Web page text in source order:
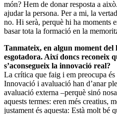
món? Hem de donar resposta a
ajudar la persona. Per a mi, la
no. Hi serà, perquè hi ha moments
basar tota la formació en la
Tanmateix, en algun moment
esgotadora. Així doncs reconeix
s’aconsegueix la innovació real?
La crítica que faig i em preocupa
Innovació i avaluació han d’anar
avaluació externa –perquè sinó
aquests termes: eren més creatius,
justament és aquesta: Està molt bé